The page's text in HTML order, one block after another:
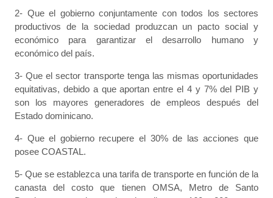
2- Que el gobierno conjuntamente con todos los sectores
productivos de la sociedad produzcan un pacto social y
económico para garantizar el desarrollo humano y
económico del país.
3- Que el sector transporte tenga las mismas oportunidades
equitativas, debido a que aportan entre el 4 y 7% del PIB y
son los mayores generadores de empleos después del
Estado dominicano.
4- Que el gobierno recupere el 30% de las acciones que
posee COASTAL.
5- Que se establezca una tarifa de transporte en función de la
canasta del costo que tienen OMSA, Metro de Santo